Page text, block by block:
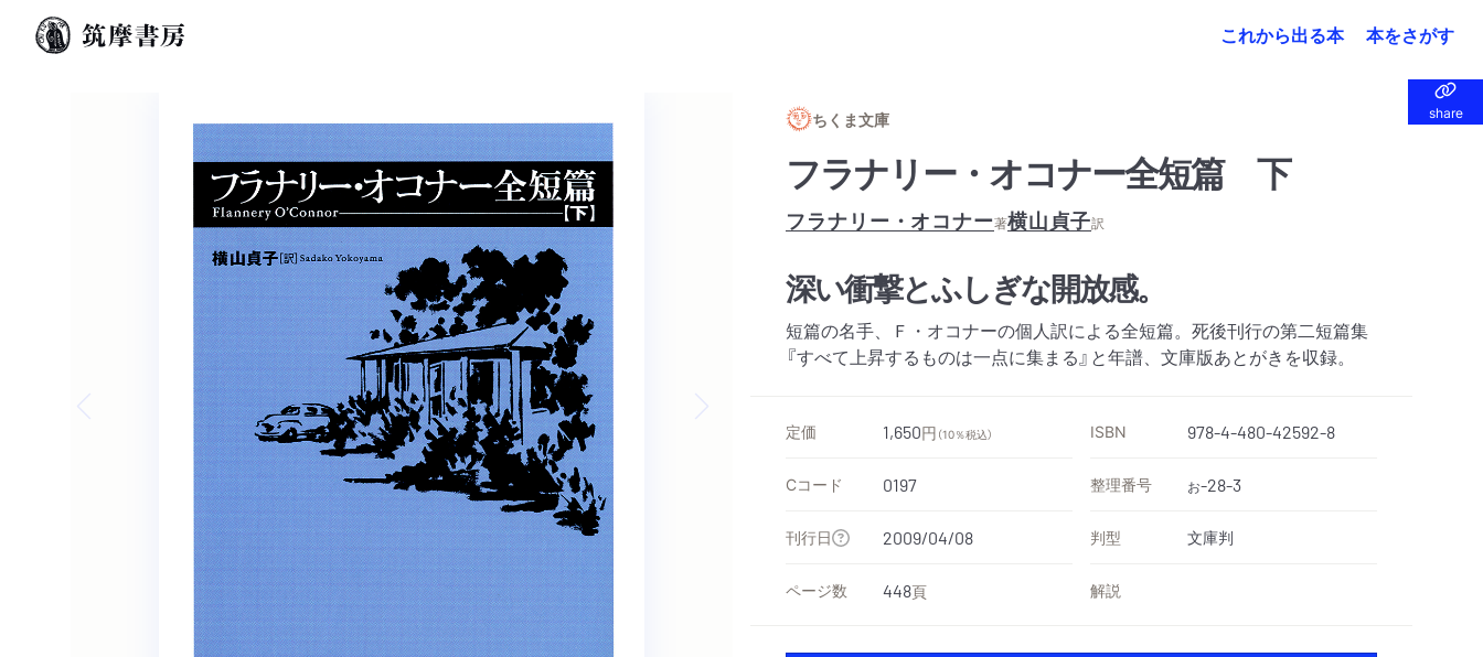
これから出る本 本をさがす
share
share
ちくま文庫
フラナリー・オコナー全短篇 下
フラナリー・オコナー著横山貞子訳
深い衝撃とふしぎな開放感。
短篇の名手、Ｆ・オコナーの個人訳による全短篇。死後刊行の第二短篇集
『すべて上昇するものは一点に集まる』と年譜、文庫版あとがきを収録。
定価 1,650円 （10％税込） ISBN 978-4-480-42592-8
Cコード 0197 整理番号 お-28-3
刊行日 2009/04/08 判型 文庫判
ページ数 448頁 解説